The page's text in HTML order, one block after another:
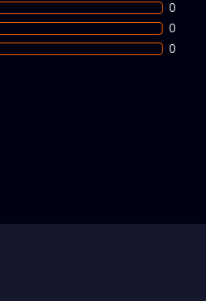
0
0
0